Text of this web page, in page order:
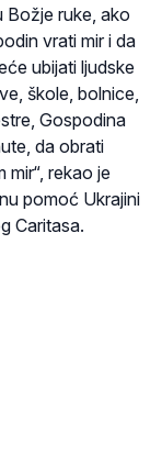
Božje ruke, ako
vrati mir i da
ubijati ljudske
škole, bolnice,
Gospodina
da obrati
mir“, rekao je
pomoć Ukrajini
Caritasa.